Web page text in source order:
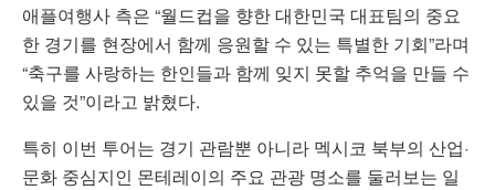
애플여행사 측은 “월드컵을 향한 대한민국 대표팀의 중요
한 경기를 현장에서 함께 응원할 수 있는 특별한 기회”라며
“축구를 사랑하는 한인들과 함께 잊지 못할 추억을 만들 수
있을 것”이라고 밝혔다.
특히 이번 투어는 경기 관람뿐 아니라 멕시코 북부의 산업·
문화 중심지인 몬테레이의 주요 관광 명소를 둘러보는 일